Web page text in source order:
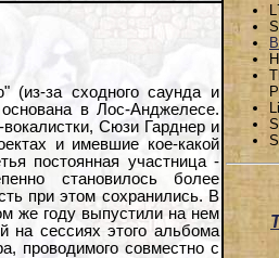
(из-за сходного саунда и
в Лос-Анджелесе.
вокалистки, Сюзи Гарднер и
и имевшие кое-какой
постоянная участница -
становилось более
при этом сохранились. В
же году выпустили на нем
на сессиях этого альбома
проводимого совместно с